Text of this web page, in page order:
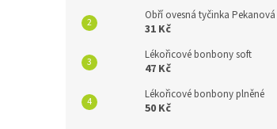
Obří ovesná tyčinka Pekanová
31 Kč
Lékořicové bonbony soft
47 Kč
Lékořicové bonbony plněné
50 Kč